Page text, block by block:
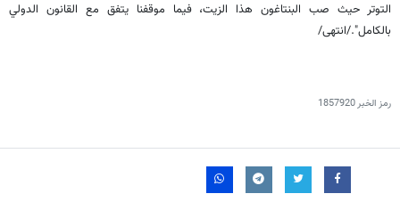
التوتر حيث صب البنتاغون هذا الزيت، فيما موقفنا يتفق مع القانون الدولي
بالكامل"./انتهى/
رمز الخبر1857920